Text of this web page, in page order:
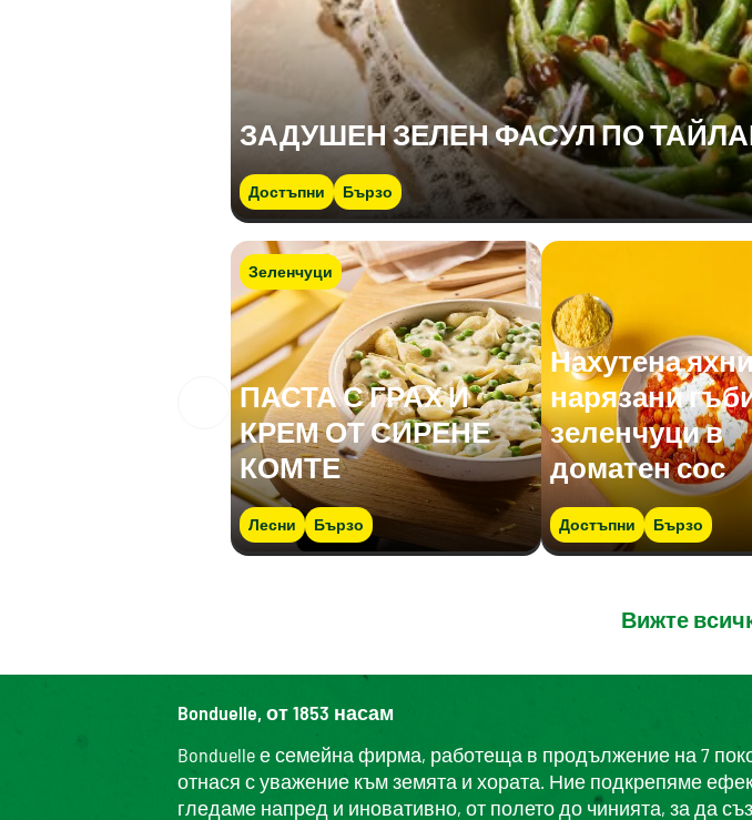
ЗАДУШЕН ЗЕЛЕН ФАСУЛ ПО
Достъпни Бързо
Зеленчуци
ПАСТА С ГРАХ И
КРЕМ ОТ СИРЕНЕ
КОМТЕ
Лесни Бързо
Нахутена
нарязани
зеленчуци в
доматен сос
Достъпни Бързо
Вижте
Bonduelle, от 1853 насам
Bonduelle е семейна фирма, работеща в продължение на 7
отнася с уважение към земята и хората. Ние подкрепяме
гледаме напред и иновативно, от полето до чинията, за да